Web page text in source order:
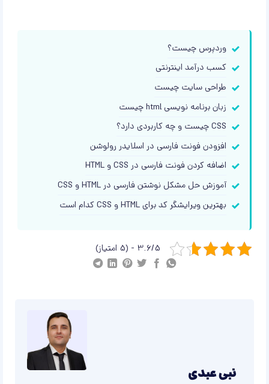
وردپرس چیست؟
کسب درآمد اینترنتی
طراحی سایت چیست
زبان برنامه نویسی html چیست
CSS چیست و چه کاربردی دارد؟
افزودن فونت فارسی در اسلایدر رولوشن
اضافه کردن فونت فارسی در CSS و HTML
آموزش حل مشکل نوشتن فارسی در HTML و CSS
بهترین ویرایشگر کد برای HTML و CSS کدام است
3.6/5 - (5 امتیاز)
نبی عبدی